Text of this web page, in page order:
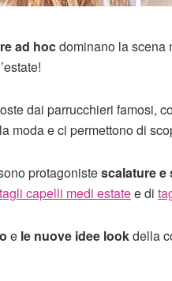
ad hocdominano la scena
dai parrucchieri famosi,
moda e ci permettono di
protagonistescalature e
tagli capelli medi estatee di
e le nuove idee lookdella